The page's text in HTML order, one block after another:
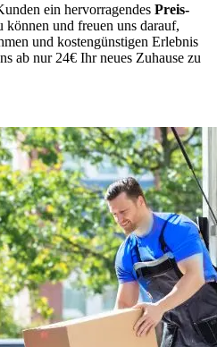
ein hervorragendes Preis-
können und freuen uns darauf,
und kostengünstigen Erlebnis
ab nur 24€ Ihr neues Zuhause zu